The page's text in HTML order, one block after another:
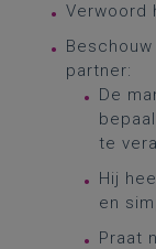
Verwoord
partner:
De
te
Hij
en
Praat